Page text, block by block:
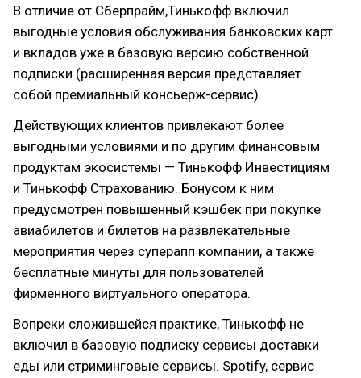
В отличие от Сберпрайм,Тинькофф включил
выгодные условия обслуживания банковских карт
и вкладов уже в базовую версию собственной
подписки (расширенная версия представляет
собой премиальный консьерж-сервис).
Действующих клиентов привлекают более
выгодными условиями и по другим финансовым
продуктам экосистемы — Тинькофф Инвестициям
и Тинькофф Страхованию. Бонусом к ним
предусмотрен повышенный кэшбек при покупке
авиабилетов и билетов на развлекательные
мероприятия через суперапп компании, а также
бесплатные минуты для пользователей
фирменного виртуального оператора.
Вопреки сложившейся практике, Тинькофф не
включил в базовую подписку сервисы доставки
еды или стриминговые сервисы. Spotify, сервис